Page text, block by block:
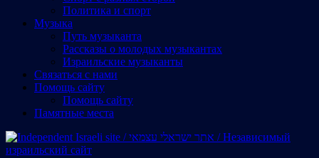
Политика и спорт
Музыка
Путь музыканта
Рассказы о молодых музыкантах
Израильские музыканты
Cвязаться с нами
Помощь сайту
Помощь сайту
Памятные места